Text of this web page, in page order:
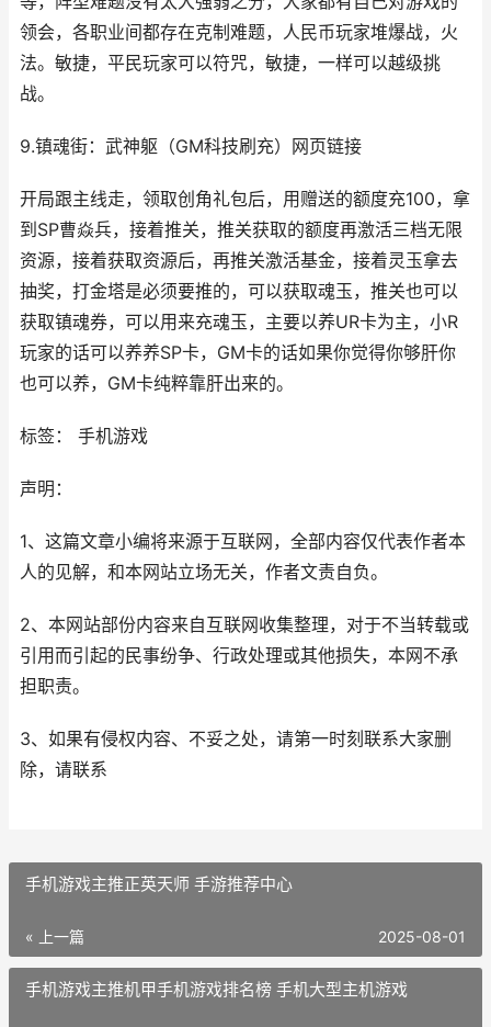
领会，各职业间都存在克制难题，人民币玩家堆爆战，火
法。敏捷，平民玩家可以符咒，敏捷，一样可以越级挑
战。
9.镇魂街：武神躯（GM科技刷充）网页链接
开局跟主线走，领取创角礼包后，用赠送的额度充100，拿
到SP曹焱兵，接着推关，推关获取的额度再激活三档无限
资源，接着获取资源后，再推关激活基金，接着灵玉拿去
抽奖，打金塔是必须要推的，可以获取魂玉，推关也可以
获取镇魂券，可以用来充魂玉，主要以养UR卡为主，小R
玩家的话可以养养SP卡，GM卡的话如果你觉得你够肝你
也可以养，GM卡纯粹靠肝出来的。
标签： 手机游戏
声明：
1、这篇文章小编将来源于互联网，全部内容仅代表作者本
人的见解，和本网站立场无关，作者文责自负。
2、本网站部份内容来自互联网收集整理，对于不当转载或
引用而引起的民事纷争、行政处理或其他损失，本网不承
担职责。
3、如果有侵权内容、不妥之处，请第一时刻联系大家删
除，请联系
手机游戏主推正英天师 手游推荐中心
« 上一篇 2025-08-01
手机游戏主推机甲手机游戏排名榜 手机大型主机游戏